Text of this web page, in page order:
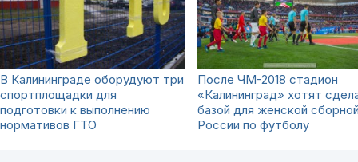
В Калининграде оборудуют три
спортплощадки для
подготовки к выполнению
нормативов ГТО
После ЧМ-2018 стадион
«Калининград» хотят
базой для женской
России по футболу